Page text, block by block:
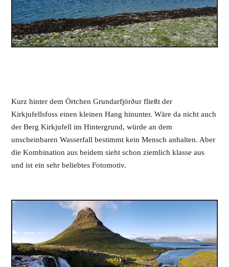
Kurz hinter dem Örtchen Grundarfjörður fließt der
Kirkjufellsfoss einen kleinen Hang hinunter. Wäre da nicht auch
der Berg Kirkjufell im Hintergrund, würde an dem
unscheinbaren Wasserfall bestimmt kein Mensch anhalten. Aber
die Kombination aus beidem sieht schon ziemlich klasse aus
und ist ein sehr beliebtes Fotomotiv.